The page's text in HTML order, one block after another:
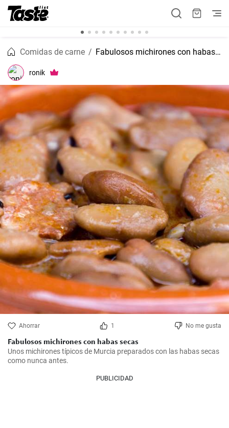
Comidas de carne Fabulosos michirones con habas secas
ronik
Ahorrar 1 No me gusta
Fabulosos michirones con habas secas
Unos michirones típicos de Murcia preparados con las habas secas
como nunca antes.
PUBLICIDAD